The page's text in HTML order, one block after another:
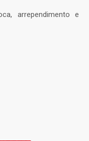
arrependimento e